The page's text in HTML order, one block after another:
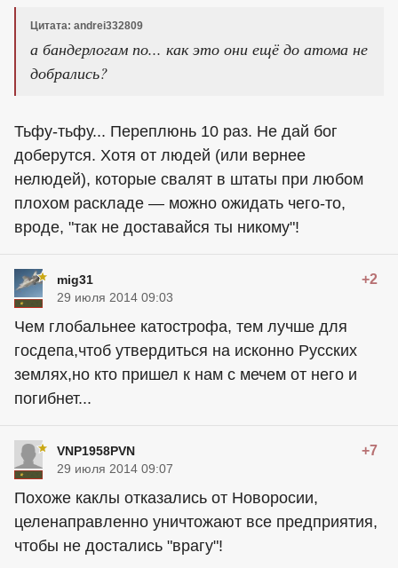
Цитата: andrei332809
а бандерлогам по... как это они ещё до атома не
добрались?
Тьфу-тьфу... Переплюнь 10 раз. Не дай бог
доберутся. Хотя от людей (или вернее
нелюдей), которые свалят в штаты при любом
плохом раскладе — можно ожидать чего-то,
вроде, "так не доставайся ты никому"!
mig31 +2
29 июля 2014 09:03
Чем глобальнее катострофа, тем лучше для
госдепа,чтоб утвердиться на исконно Русских
землях,но кто пришел к нам с мечем от него и
погибнет...
VNP1958PVN +7
29 июля 2014 09:07
Похоже каклы отказались от Новоросии,
целенаправленно уничтожают все предприятия,
чтобы не достались "врагу"!